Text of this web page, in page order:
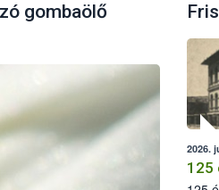
gombaölő
2026.
125